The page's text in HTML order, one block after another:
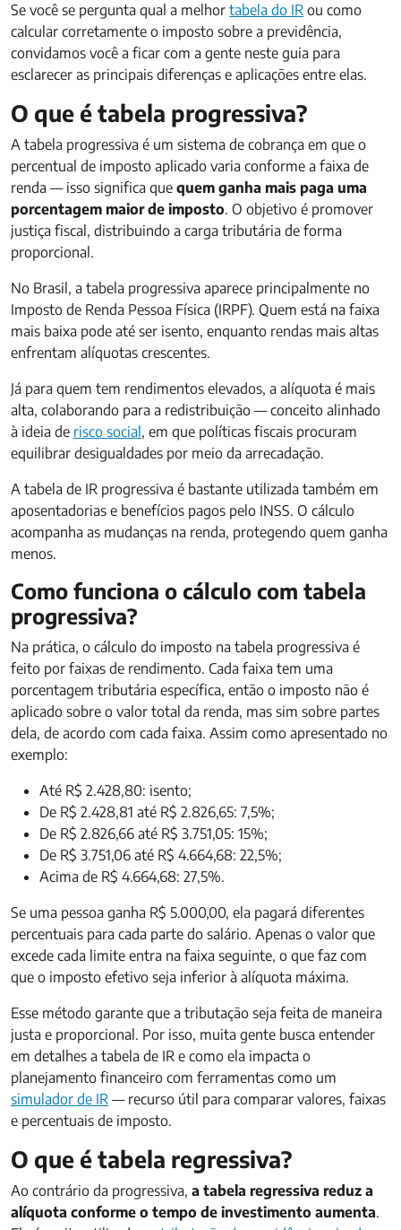
Se você se pergunta qual a melhor tabela do IR ou como
calcular corretamente o imposto sobre a previdência,
convidamos você a ficar com a gente neste guia para
esclarecer as principais diferenças e aplicações entre elas.
O que é tabela progressiva?
A tabela progressiva é um sistema de cobrança em que o
percentual de imposto aplicado varia conforme a faixa de
renda — isso significa que quem ganha mais paga uma
porcentagem maior de imposto. O objetivo é promover
justiça fiscal, distribuindo a carga tributária de forma
proporcional.
No Brasil, a tabela progressiva aparece principalmente no
Imposto de Renda Pessoa Física (IRPF). Quem está na faixa
mais baixa pode até ser isento, enquanto rendas mais altas
enfrentam alíquotas crescentes.
Já para quem tem rendimentos elevados, a alíquota é mais
alta, colaborando para a redistribuição — conceito alinhado
à ideia de risco social , em que políticas fiscais procuram
equilibrar desigualdades por meio da arrecadação.
A tabela de IR progressiva é bastante utilizada também em
aposentadorias e benefícios pagos pelo INSS. O cálculo
acompanha as mudanças na renda, protegendo quem ganha
menos.
Como funciona o cálculo com tabela
progressiva?
Na prática, o cálculo do imposto na tabela progressiva é
feito por faixas de rendimento. Cada faixa tem uma
porcentagem tributária específica, então o imposto não é
aplicado sobre o valor total da renda, mas sim sobre partes
dela, de acordo com cada faixa. Assim como apresentado no
exemplo:
Até R$ 2.428,80: isento;
De R$ 2.428,81 até R$ 2.826,65: 7,5%;
De R$ 2.826,66 até R$ 3.751,05: 15%;
De R$ 3.751,06 até R$ 4.664,68: 22,5%;
Acima de R$ 4.664,68: 27,5%.
Se uma pessoa ganha R$ 5.000,00, ela pagará diferentes
percentuais para cada parte do salário. Apenas o valor que
excede cada limite entra na faixa seguinte, o que faz com
que o imposto efetivo seja inferior à alíquota máxima.
Esse método garante que a tributação seja feita de maneira
justa e proporcional. Por isso, muita gente busca entender
em detalhes a tabela de IR e como ela impacta o
planejamento financeiro com ferramentas como um
simulador de IR — recurso útil para comparar valores, faixas
e percentuais de imposto.
O que é tabela regressiva?
Ao contrário da progressiva, a tabela regressiva reduz a
alíquota conforme o tempo de investimento aumenta.